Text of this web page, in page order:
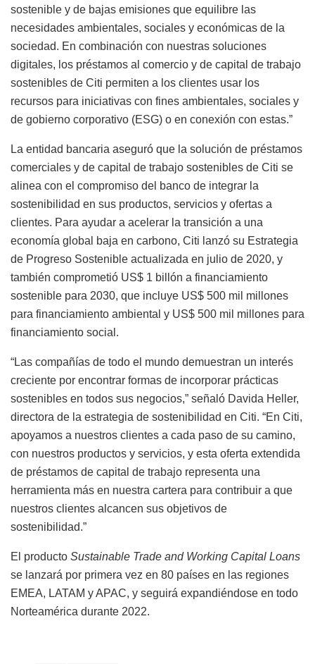
sostenible y de bajas emisiones que equilibre las
necesidades ambientales, sociales y económicas de la
sociedad. En combinación con nuestras soluciones
digitales, los préstamos al comercio y de capital de trabajo
sostenibles de Citi permiten a los clientes usar los
recursos para iniciativas con fines ambientales, sociales y
de gobierno corporativo (ESG) o en conexión con estas.”
La entidad bancaria aseguró que la solución de préstamos
comerciales y de capital de trabajo sostenibles de Citi se
alinea con el compromiso del banco de integrar la
sostenibilidad en sus productos, servicios y ofertas a
clientes. Para ayudar a acelerar la transición a una
economía global baja en carbono, Citi lanzó su Estrategia
de Progreso Sostenible actualizada en julio de 2020, y
también comprometió US$ 1 billón a financiamiento
sostenible para 2030, que incluye US$ 500 mil millones
para financiamiento ambiental y US$ 500 mil millones para
financiamiento social.
“Las compañías de todo el mundo demuestran un interés
creciente por encontrar formas de incorporar prácticas
sostenibles en todos sus negocios,” señaló Davida Heller,
directora de la estrategia de sostenibilidad en Citi. “En Citi,
apoyamos a nuestros clientes a cada paso de su camino,
con nuestros productos y servicios, y esta oferta extendida
de préstamos de capital de trabajo representa una
herramienta más en nuestra cartera para contribuir a que
nuestros clientes alcancen sus objetivos de
sostenibilidad.”
El producto Sustainable Trade and Working Capital Loans
se lanzará por primera vez en 80 países en las regiones
EMEA, LATAM y APAC, y seguirá expandiéndose en todo
Norteamérica durante 2022.